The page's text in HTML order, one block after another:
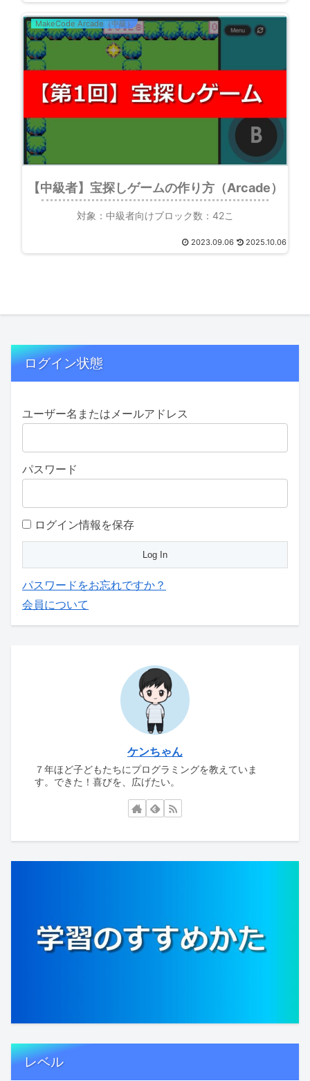
MakeCode Arcade（中級）
【中級者】宝探しゲームの作り方（Arcade）
対象：中級者向けブロック数：42こ
2023.09.06 2025.10.06
ログイン状態
ユーザー名またはメールアドレス
パスワード
ログイン情報を保存
パスワードをお忘れですか？
会員について
ケンちゃん
７年ほど子どもたちにプログラミングを教えていま
す。できた！喜びを、広げたい。
レベル